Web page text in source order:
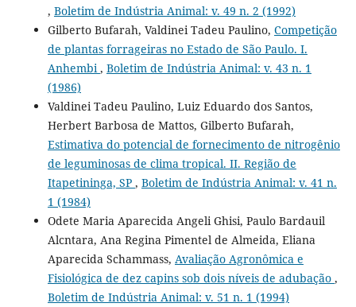
, Boletim de Indústria Animal: v. 49 n. 2 (1992)
Gilberto Bufarah, Valdinei Tadeu Paulino, Competição
de plantas forrageiras no Estado de São Paulo. I.
Anhembi , Boletim de Indústria Animal: v. 43 n. 1
(1986)
Valdinei Tadeu Paulino, Luiz Eduardo dos Santos,
Herbert Barbosa de Mattos, Gilberto Bufarah,
Estimativa do potencial de fornecimento de nitrogênio
de leguminosas de clima tropical. II. Região de
Itapetininga, SP , Boletim de Indústria Animal: v. 41 n.
1 (1984)
Odete Maria Aparecida Angeli Ghisi, Paulo Bardauil
Alcntara, Ana Regina Pimentel de Almeida, Eliana
Aparecida Schammass, Avaliação Agronômica e
Fisiológica de dez capins sob dois níveis de adubação ,
Boletim de Indústria Animal: v. 51 n. 1 (1994)